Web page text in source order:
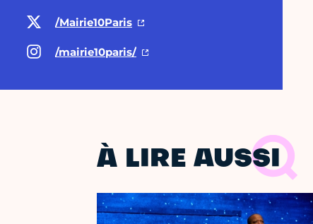
/Mairie10Paris
/mairie10paris/
À LIRE AUSSI